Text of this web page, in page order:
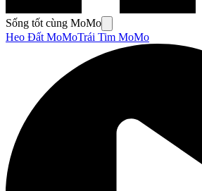
Sống tốt cùng MoMo
Heo Đất MoMoTrái Tim MoMo